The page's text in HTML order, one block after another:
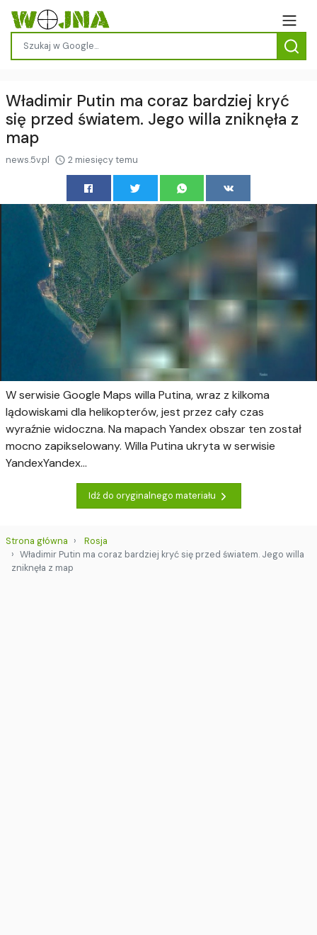
Władimir Putin ma coraz bardziej kryć
się przed światem. Jego willa zniknęła z
map
news.5v.pl 2 miesięcy temu
W serwisie Google Maps willa Putina, wraz z kilkoma
lądowiskami dla helikopterów, jest przez cały czas
wyraźnie widoczna. Na mapach Yandex obszar ten został
mocno zapikselowany. Willa Putina ukryta w serwisie
YandexYandex...
Idź do oryginalnego materiału
Strona główna
Rosja
Władimir Putin ma coraz bardziej kryć się przed światem. Jego willa
zniknęła z map